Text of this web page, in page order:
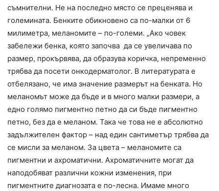
съмнителни. Не на последно място се преценява и
големината. Бенките обикновено са по-малки от 6
милиметра, меланомите – по-големи. „Ако човек
забележи бенка, която започва да се увеличава по
размер, прокървява, да образува коричка, непременно
трябва да посети онкодерматолог. В литературата е
отбелязано, че има значение размерът на бенката. Но
меланомът може да бъде и в много малки размери, а
едно голямо пигментно петно да си бъде пигментно
петно, без да е меланом. Така че това не е абсолютно
задължителен фактор – над един сантиметър трябва да
се мисли за меланом. За цвета – меланомите са
пигментни и ахроматични. Ахроматичните могат да
наподобяват различни кожни изменения, при
пигментните диагнозата е по-лесна. Имаме много